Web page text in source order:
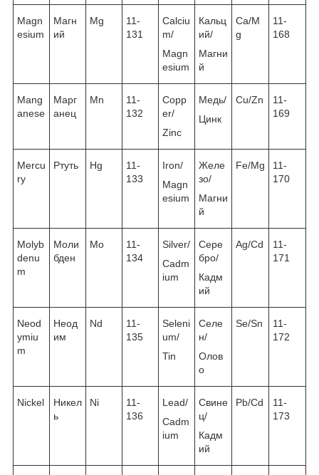
Magn
esium
Магн
ий
Mg
11-
131
Calciu
m/
Magn
esium
Кальц
ий/
Магни
й
Ca/M
g
11-
168
Mang
anese
Марг
анец
Mn
11-
132
Copp
er/
Zinc
Медь/
Цинк
Cu/Zn
11-
169
Mercu
ry
Ртуть Hg
11-
133
Iron/
Magn
esium
Желе
зо/
Магни
й
Fe/Mg
11-
170
Molyb
denu
m
Моли
бден
Mo
11-
134
Silver/
Cadm
ium
Сере
бро/
Кадм
ий
Ag/Cd
11-
171
Neod
ymiu
m
Неод
им
Nd
11-
135
Seleni
um/
Tin
Селе
н/
Олов
о
Se/Sn
11-
172
Nickel
Никел
ь
Ni
11-
136
Lead/
Cadm
ium
Свине
ц/
Кадм
ий
Pb/Cd
11-
173